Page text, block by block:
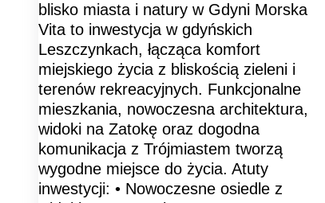
blisko miasta i natury w Gdyni Morska
Vita to inwestycja w gdyńskich
Leszczynkach, łącząca komfort
miejskiego życia z bliskością zieleni i
terenów rekreacyjnych. Funkcjonalne
mieszkania, nowoczesna architektura,
widoki na Zatokę oraz dogodna
komunikacja z Trójmiastem tworzą
wygodne miejsce do życia. Atuty
inwestycji: • Nowoczesne osiedle z